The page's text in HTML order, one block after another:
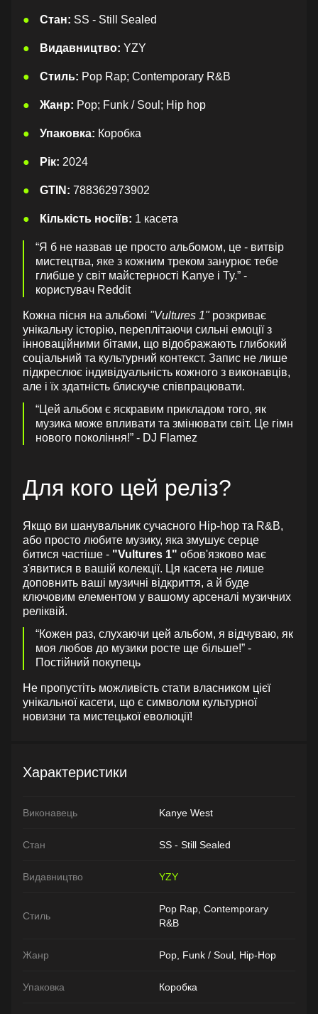
Стан: SS - Still Sealed
Видавництво: YZY
Стиль: Pop Rap; Contemporary R&B
Жанр: Pop; Funk / Soul; Hip hop
Упаковка: Коробка
Рік: 2024
GTIN: 788362973902
Кількість носіїв: 1 касета
“Я б не назвав це просто альбомом, це - витвір
мистецтва, яке з кожним треком занурює тебе
глибше у світ майстерності Kanye і Ty.” -
користувач Reddit
Кожна пісня на альбомі "Vultures 1"розкриває
унікальну історію, переплітаючи сильні емоції з
інноваційними бітами, що відображають глибокий
соціальний та культурний контекст. Запис не лише
підкреслює індивідуальність кожного з виконавців,
але і їх здатність блискуче співпрацювати.
“Цей альбом є яскравим прикладом того, як
музика може впливати та змінювати світ. Це гімн
нового покоління!” - DJ Flamez
Для кого цей реліз?
Якщо ви шанувальник сучасного Hip-hop та R&B,
або просто любите музику, яка змушує серце
битися частіше - "Vultures 1" обов'язково має
з'явитися в вашій колекції. Ця касета не лише
доповнить ваші музичні відкриття, а й буде
ключовим елементом у вашому арсеналі музичних
реліквій.
“Кожен раз, слухаючи цей альбом, я відчуваю, як
моя любов до музики росте ще більше!” -
Постійний покупець
Не пропустіть можливість стати власником цієї
унікальної касети, що є символом культурної
новизни та мистецької еволюції!
Характеристики
Виконавець Kanye West
Стан SS - Still Sealed
Видавництво YZY
Стиль
Pop Rap, Contemporary
R&B
Жанр Pop, Funk / Soul, Hip-Hop
Упаковка Коробка